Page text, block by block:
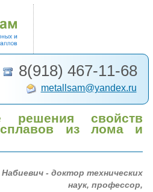
8(918) 467-11-68
metallsam@yandex.ru
решения свойств
из лома и
- доктор технических
наук, профессор,